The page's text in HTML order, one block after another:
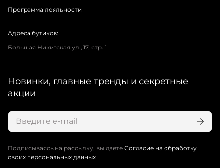
Программа лояльности
Адреса бутиков:
Большая Никитская ул., 17, стр. 1
Новинки, главные тренды и секретные
акции
Подписываясь на рассылку, вы даете Согласие на обработку
своих персональных данных